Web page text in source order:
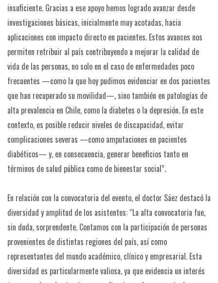
insuficiente. Gracias a ese apoyo hemos logrado avanzar desde
investigaciones básicas, inicialmente muy acotadas, hacia
aplicaciones con impacto directo en pacientes. Estos avances nos
permiten retribuir al país contribuyendo a mejorar la calidad de
vida de las personas, no solo en el caso de enfermedades poco
frecuentes —como la que hoy pudimos evidenciar en dos pacientes
que han recuperado su movilidad—, sino también en patologías de
alta prevalencia en Chile, como la diabetes o la depresión. En este
contexto, es posible reducir niveles de discapacidad, evitar
complicaciones severas —como amputaciones en pacientes
diabéticos— y, en consecuencia, generar beneficios tanto en
términos de salud pública como de bienestar social”.
En relación con la convocatoria del evento, el doctor Sáez destacó la
diversidad y amplitud de los asistentes: “La alta convocatoria fue,
sin duda, sorprendente. Contamos con la participación de personas
provenientes de distintas regiones del país, así como
representantes del mundo académico, clínico y empresarial. Esta
diversidad es particularmente valiosa, ya que evidencia un interés